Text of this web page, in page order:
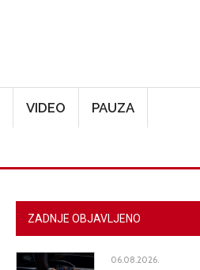
VIDEO PAUZA
ZADNJE OBJAVLJENO
06.08.2026.